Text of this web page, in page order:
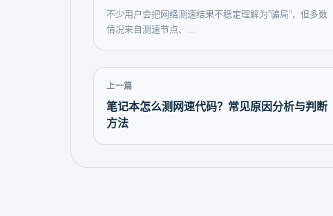
不少用户会把网络测速结果不稳定理解为“骗局”，但多数
情况来自测速节点、...
上一篇
笔记本怎么测网速代码？常见原因分析与判断
方法